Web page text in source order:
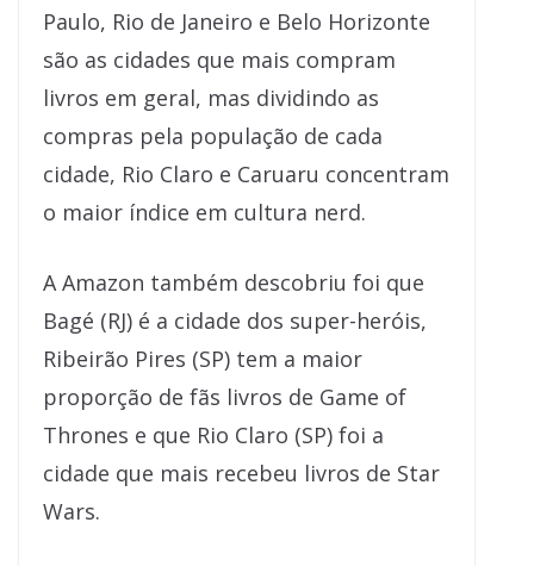
Paulo, Rio de Janeiro e Belo Horizonte
são as cidades que mais compram
livros em geral, mas dividindo as
compras pela população de cada
cidade, Rio Claro e Caruaru concentram
o maior índice em cultura nerd.
A Amazon também descobriu foi que
Bagé (RJ) é a cidade dos super-heróis,
Ribeirão Pires (SP) tem a maior
proporção de fãs livros de Game of
Thrones e que Rio Claro (SP) foi a
cidade que mais recebeu livros de Star
Wars.